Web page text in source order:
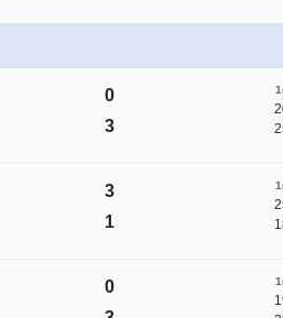
0
3
3
1
0